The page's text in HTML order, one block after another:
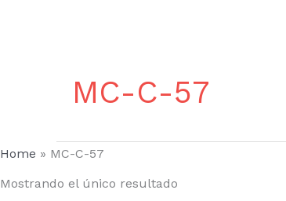
MC-C-57
Home » MC-C-57
Mostrando el único resultado